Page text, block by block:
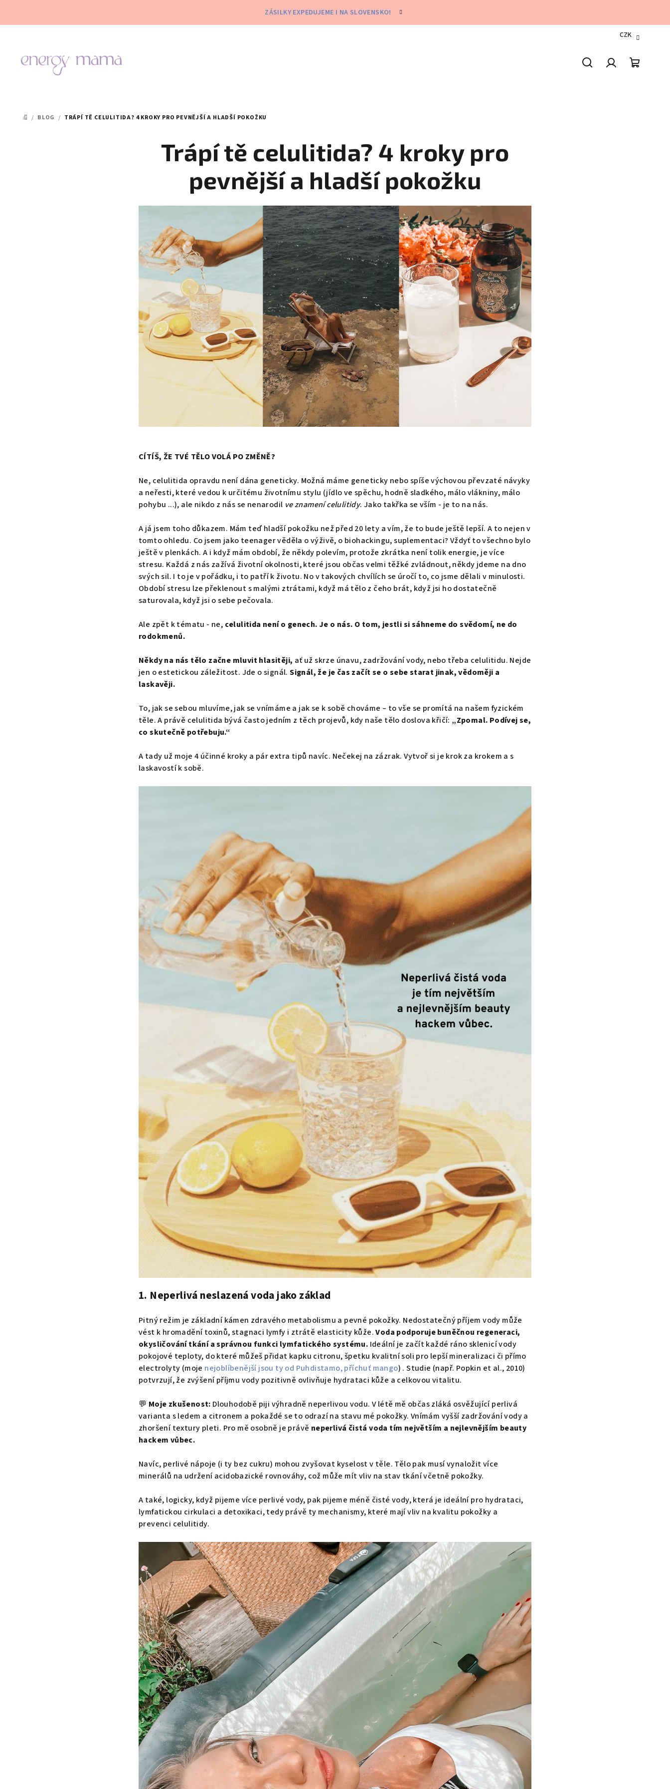
ZÁSILKY EXPEDUJEME I NA SLOVENSKO!
CZK
DOMŮ
/ BLOG / TRÁPÍ TĚ CELULITIDA? 4 KROKY PRO PEVNĚJŠÍ A HLADŠÍ POKOŽKU
Trápí tě celulitida? 4 kroky pro
pevnější a hladší pokožku
CÍTÍŠ, ŽE TVÉ TĚLO VOLÁ PO ZMĚNĚ?
Ne, celulitida opravdu není dána geneticky. Možná máme geneticky nebo spíše výchovou převzaté návyky
a neřesti, které vedou k určitému životnímu stylu (jídlo ve spěchu, hodně sladkého, málo vlákniny, málo
pohybu ...), ale nikdo z nás se nenarodil ve znamení celulitidy. Jako takřka se vším - je to na nás.
A já jsem toho důkazem. Mám teď hladší pokožku než před 20 lety a vím, že to bude ještě lepší. A to nejen v
tomto ohledu. Co jsem jako teenager věděla o výživě, o biohackingu, suplementaci? Vždyť to všechno bylo
ještě v plenkách. A i když mám období, že někdy polevím, protože zkrátka není tolik energie, je více
stresu. Každá z nás zažívá životní okolnosti, které jsou občas velmi těžké zvládnout, někdy jdeme na dno
svých sil. I to je v pořádku, i to patří k životu. No v takových chvílích se úročí to, co jsme dělali v minulosti.
Období stresu lze překlenout s malými ztrátami, když má tělo z čeho brát, když jsi ho dostatečně
saturovala, když jsi o sebe pečovala.
Ale zpět k tématu - ne, celulitida není o genech. Je o nás. O tom, jestli si sáhneme do svědomí, ne do
rodokmenů.
Někdy na nás tělo začne mluvit hlasitěji, ať už skrze únavu, zadržování vody, nebo třeba celulitidu. Nejde
jen o estetickou záležitost. Jde o signál.Signál, že je čas začít se o sebe starat jinak, vědoměji a
laskavěji.
To, jak se sebou mluvíme, jak se vnímáme a jak se k sobě chováme – to vše se promítá na našem fyzickém
těle. A právě celulitida bývá často jedním z těch projevů, kdy naše tělo doslova křičí: „Zpomal. Podívej se,
co skutečně potřebuju.“
A tady už moje 4 účinné kroky a pár extra tipů navíc. Nečekej na zázrak. Vytvoř si je krok za krokem a s
laskavostí k sobě.
1. Neperlivá neslazená voda jako základ
Pitný režim je základní kámen zdravého metabolismu a pevné pokožky. Nedostatečný příjem vody může
vést k hromadění toxinů, stagnaci lymfy i ztrátě elasticity kůže.Voda podporuje buněčnou regeneraci,
okysličování tkání a správnou funkci lymfatického systému. Ideální je začít každé ráno sklenicí vody
pokojové teploty, do které můžeš přidat kapku citronu, špetku kvalitní soli pro lepší mineralizaci či přímo
electrolyty (moje nejoblíbenější jsou ty od Puhdistamo, příchuť mango) . Studie (např. Popkin et al., 2010)
potvrzují, že zvýšení příjmu vody pozitivně ovlivňuje hydrataci kůže a celkovou vitalitu.
💬 Moje zkušenost: Dlouhodobě piji výhradně neperlivou vodu. V létě mě občas zláká osvěžující perlivá
varianta s ledem a citronem a pokaždé se to odrazí na stavu mé pokožky. Vnímám vyšší zadržování vody a
zhoršení textury pleti. Pro mě osobně je právě neperlivá čistá voda tím největším a nejlevnějším beauty
hackem vůbec.
Navíc, perlivé nápoje (i ty bez cukru) mohou zvyšovat kyselost v těle. Tělo pak musí vynaložit více
minerálů na udržení acidobazické rovnováhy, což může mít vliv na stav tkání včetně pokožky.
A také, logicky, když pijeme více perlivé vody, pak pijeme méně čisté vody, která je ideální pro hydrataci,
lymfatickou cirkulaci a detoxikaci, tedy právě ty mechanismy, které mají vliv na kvalitu pokožky a
prevenci celulitidy.